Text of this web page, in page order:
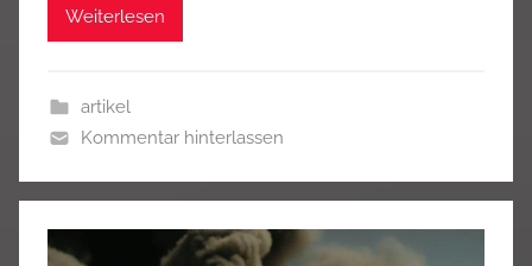
Weiterlesen
artikel
Kommentar hinterlassen